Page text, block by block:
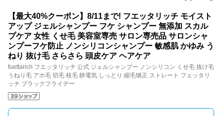
【最大40%クーポン】8/11まで! フエッタリッチ モイスト
アップ ジェルシャンプー フケ シャンプー 無添加 スカル
プケア 女性 くせ毛 美容室専売 サロン専売品 サロンシャ
ンプーフケ防止 ノンシリコンシャンプー 敏感肌 かゆみ う
ねり 抜け毛 さらさら 頭皮ケア ヘアケア
fuettarich フエッタリッチ 公式 ジェルシャンプー ノンシリコン くせ毛 抜け毛
うねり毛 アホ毛 切毛 枝毛 静電気 しっとり 縮毛矯正 ストレート フェッタリ
ッチ ブラックフライデー